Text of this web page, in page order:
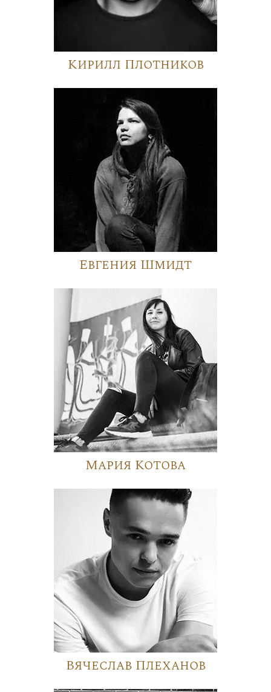
Кирилл Плотников
Евгения Шмидт
Мария Котова
Вячеслав Плеханов